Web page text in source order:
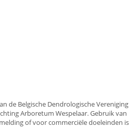
de Belgische Dendrologische Vereniging
Arboretum Wespelaar. Gebruik van
of voor commerciële doeleinden is